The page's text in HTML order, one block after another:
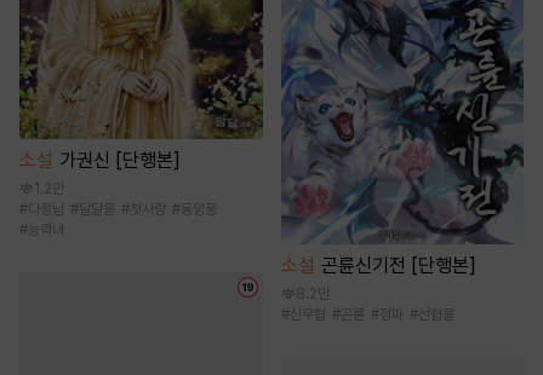
소설 가권신 [단행본]
1.2만
#다정남 #달달물 #첫사랑 #동양풍
#능력녀
소설 곤륜신기전 [단행본]
8.2만
#신무협 #곤륜 #정파 #선협물